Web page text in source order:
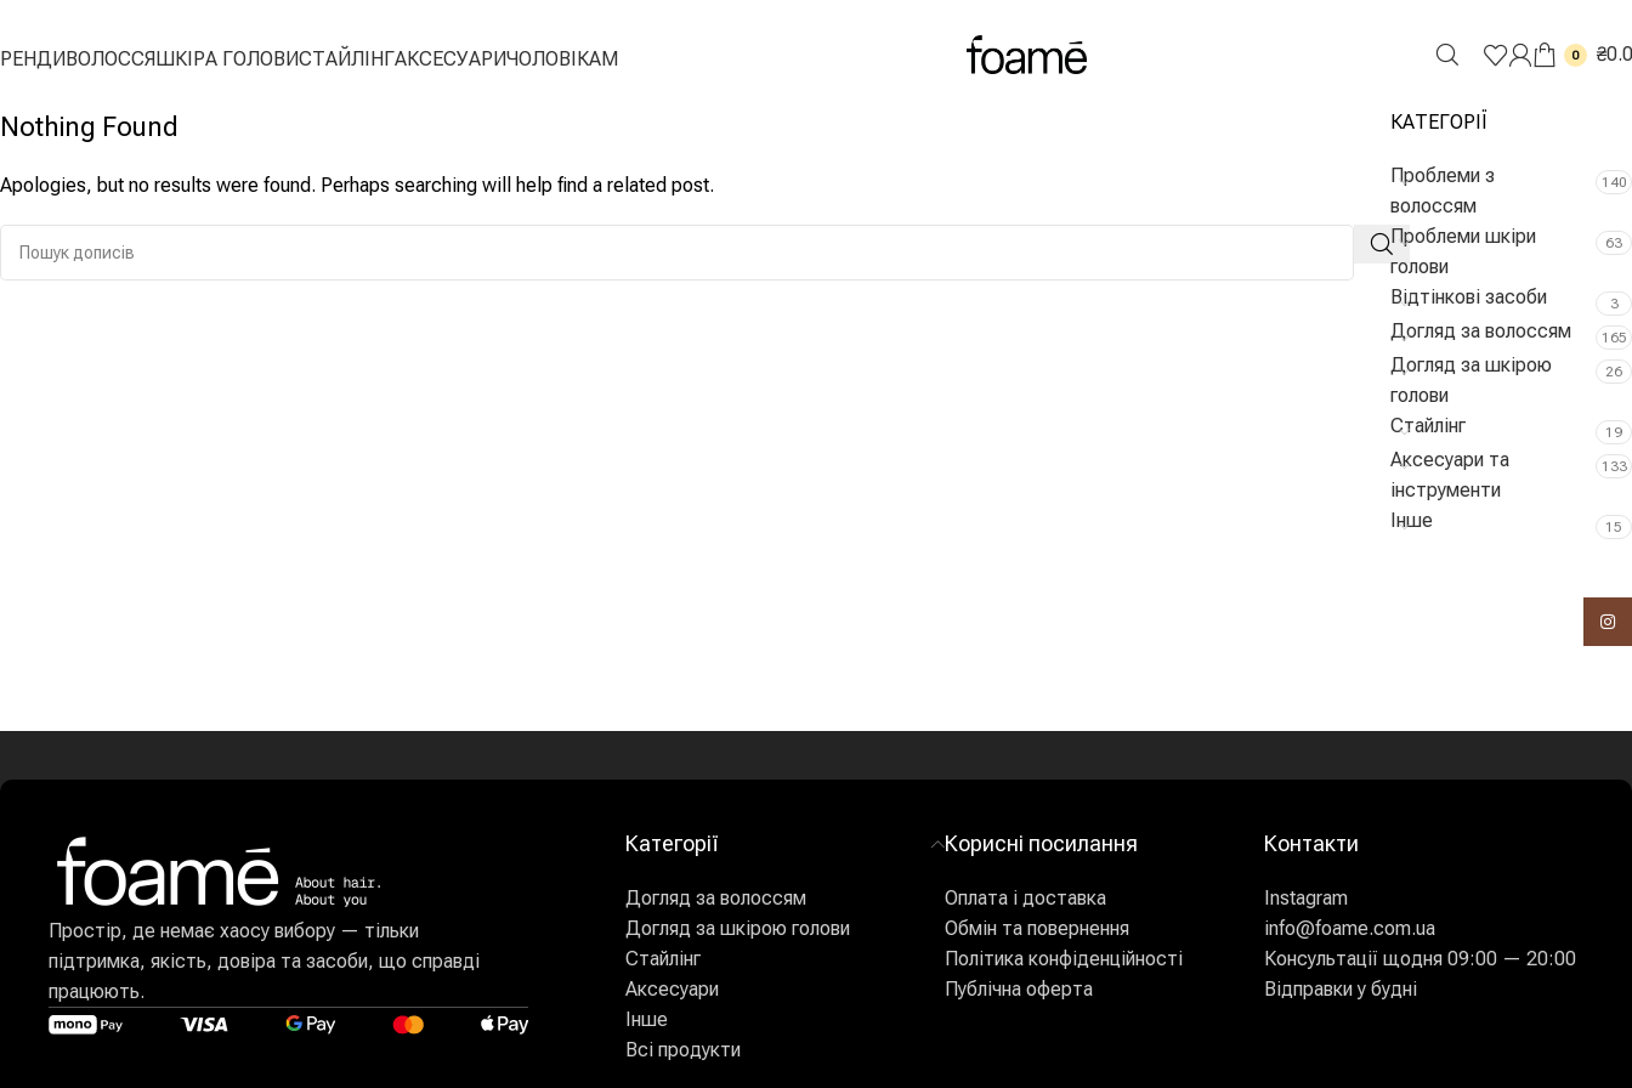
ВОЛОССЯ ШКІРА ГОЛОВИСТАЙЛІНГАКСЕСУАРИЧОЛОВІКАМ 0 ₴
Nothing Found
Apologies, but no results were found. Perhaps searching will help find a related post.
КАТЕГОРІЇ
Проблеми з
волоссям
140
Проблеми шкіри
голови
63
Відтінкові засоби 3
Догляд за волоссям 165
Догляд за шкірою
голови
26
Стайлінг 19
Аксесуари та
інструменти
133
Інше 15
Простір, де немає хаосу вибору — тільки
підтримка, якість, довіра та засоби, що справді
працюють.
Категорії
Догляд за волоссям
Догляд за шкірою голови
Стайлінг
Аксесуари
Інше
Всі продукти
Корисні посилання
Оплата і доставка
Обмін та повернення
Політика конфіденційності
Публічна оферта
Контакти
Instagram
info@foame.com.ua
Консультації щодня 09:00 — 20:00
Відправки у будні